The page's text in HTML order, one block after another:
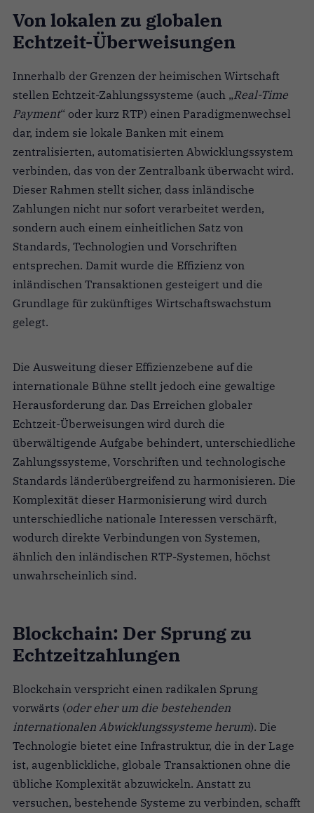
Von lokalen zu globalen
Echtzeit-Überweisungen
Innerhalb der Grenzen der heimischen Wirtschaft
stellen Echtzeit-Zahlungssysteme (auch „Real-Time
Payment“ oder kurz RTP) einen Paradigmenwechsel
dar, indem sie lokale Banken mit einem
zentralisierten, automatisierten Abwicklungssystem
verbinden, das von der Zentralbank überwacht wird.
Dieser Rahmen stellt sicher, dass inländische
Zahlungen nicht nur sofort verarbeitet werden,
sondern auch einem einheitlichen Satz von
Standards, Technologien und Vorschriften
entsprechen. Damit wurde die Effizienz von
inländischen Transaktionen gesteigert und die
Grundlage für zukünftiges Wirtschaftswachstum
gelegt.
Die Ausweitung dieser Effizienzebene auf die
internationale Bühne stellt jedoch eine gewaltige
Herausforderung dar. Das Erreichen globaler
Echtzeit-Überweisungen wird durch die
überwältigende Aufgabe behindert, unterschiedliche
Zahlungssysteme, Vorschriften und technologische
Standards länderübergreifend zu harmonisieren. Die
Komplexität dieser Harmonisierung wird durch
unterschiedliche nationale Interessen verschärft,
wodurch direkte Verbindungen von Systemen,
ähnlich den inländischen RTP-Systemen, höchst
unwahrscheinlich sind.
Blockchain: Der Sprung zu
Echtzeitzahlungen
Blockchain verspricht einen radikalen Sprung
vorwärts (oder eher um die bestehenden
internationalen Abwicklungssysteme herum). Die
Technologie bietet eine Infrastruktur, die in der Lage
ist, augenblickliche, globale Transaktionen ohne die
übliche Komplexität abzuwickeln. Anstatt zu
versuchen, bestehende Systeme zu verbinden, schafft